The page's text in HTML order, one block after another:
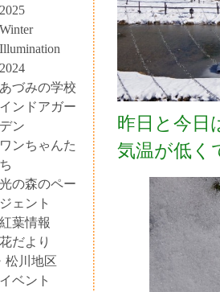
2025
Winter
Illumination
2024
あづみの学校
インドアガー
デン
ワンちゃんた
ち
光の森のペー
ジェント
紅葉情報
花だより
松川地区
イベント
昨日と今日
気温が低く